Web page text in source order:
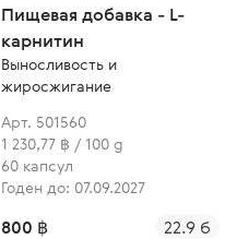
Пищевая добавка - L-
карнитин
Выносливость и
жиросжигание
Арт. 501560
1 230,77 ฿ / 100 g
60 капсул
Годен до: 07.09.2027
800 ฿ 22.9 б